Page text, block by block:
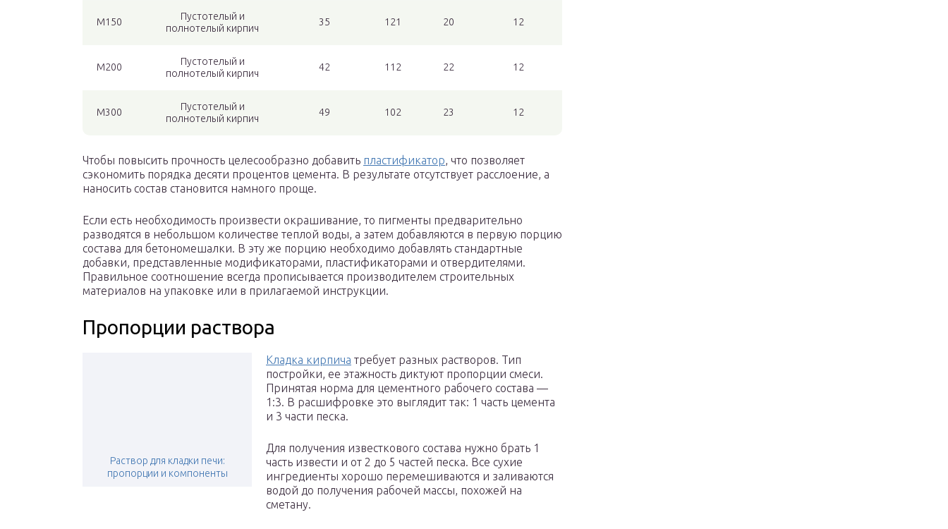
М150
Пустотелый и
полнотелый кирпич
35 121 20 12
М200
Пустотелый и
полнотелый кирпич
42 112 22 12
М300
Пустотелый и
полнотелый кирпич
49 102 23 12
Чтобы повысить прочность целесообразно добавить пластификатор, что позволяет
сэкономить порядка десяти процентов цемента. В результате отсутствует расслоение, а
наносить состав становится намного проще.
Если есть необходимость произвести окрашивание, то пигменты предварительно
разводятся в небольшом количестве теплой воды, а затем добавляются в первую порцию
состава для бетономешалки. В эту же порцию необходимо добавлять стандартные
добавки, представленные модификаторами, пластификаторами и отвердителями.
Правильное соотношение всегда прописывается производителем строительных
материалов на упаковке или в прилагаемой инструкции.
Пропорции раствора
Раствор для кладки печи:
пропорции и компоненты
Кладка кирпича требует разных растворов. Тип
постройки, ее этажность диктуют пропорции смеси.
Принятая норма для цементного рабочего состава —
1:3. В расшифровке это выглядит так: 1 часть цемента
и 3 части песка.
Для получения известкового состава нужно брать 1
часть извести и от 2 до 5 частей песка. Все сухие
ингредиенты хорошо перемешиваются и заливаются
водой до получения рабочей массы, похожей на
сметану.